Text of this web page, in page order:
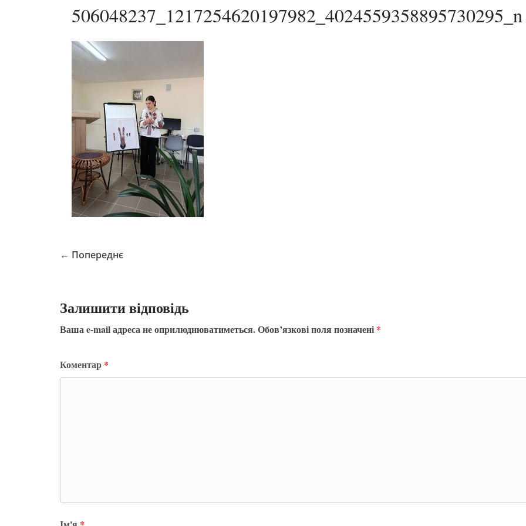
506048237_1217254620197982_4024559358895730295_n
← Попереднє
Залишити відповідь
Ваша e-mail адреса не оприлюднюватиметься.Обов’язкові поля позначені *
Коментар *